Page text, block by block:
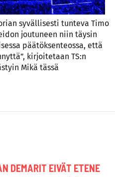
syvällisesti tunteva Timo
joutuneen niin täysin
päätöksenteossa, että
kirjoitetaan TS:n
Mikä tässä
DEMARIT EIVÄT ETENE